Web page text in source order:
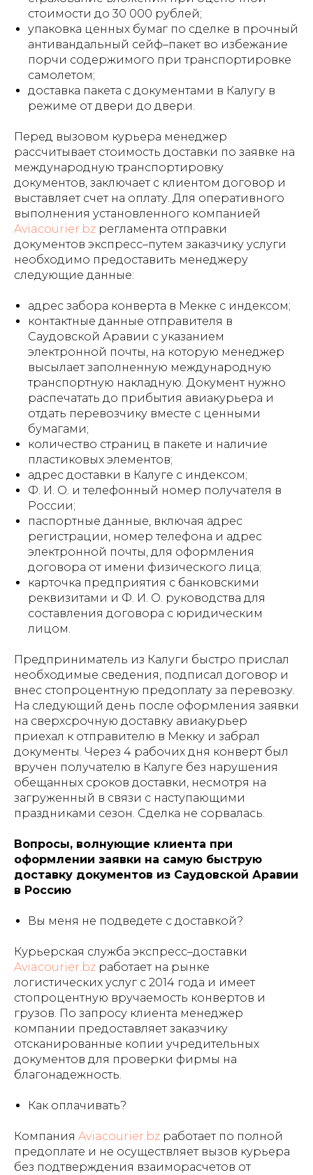
стоимости до 30 000 рублей;
упаковка ценных бумаг по сделке в прочный
антивандальный сейф–пакет во избежание
порчи содержимого при транспортировке
самолетом;
доставка пакета с документами в Калугу в
режиме от двери до двери.
Перед вызовом курьера менеджер
рассчитывает стоимость доставки по заявке на
международную транспортировку
документов, заключает с клиентом договор и
выставляет счет на оплату. Для оперативного
выполнения установленного компанией
Aviacourier.bz регламента отправки
документов экспресс–путем заказчику услуги
необходимо предоставить менеджеру
следующие данные:
адрес забора конверта в Мекке с индексом;
контактные данные отправителя в
Саудовской Аравии с указанием
электронной почты, на которую менеджер
высылает заполненную международную
транспортную накладную. Документ нужно
распечатать до прибытия авиакурьера и
отдать перевозчику вместе с ценными
бумагами;
количество страниц в пакете и наличие
пластиковых элементов;
адрес доставки в Калуге с индексом;
Ф. И. О. и телефонный номер получателя в
России;
паспортные данные, включая адрес
регистрации, номер телефона и адрес
электронной почты, для оформления
договора от имени физического лица;
карточка предприятия с банковскими
реквизитами и Ф. И. О. руководства для
составления договора с юридическим
лицом.
Предприниматель из Калуги быстро прислал
необходимые сведения, подписал договор и
внес стопроцентную предоплату за перевозку.
На следующий день после оформления заявки
на сверхсрочную доставку авиакурьер
приехал к отправителю в Мекку и забрал
документы. Через 4 рабочих дня конверт был
вручен получателю в Калуге без нарушения
обещанных сроков доставки, несмотря на
загруженный в связи с наступающими
праздниками сезон. Сделка не сорвалась.
Вопросы, волнующие клиента при
оформлении заявки на самую быструю
доставку документов из Саудовской Аравии
в Россию
Вы меня не подведете с доставкой?
Курьерская служба экспресс–доставки
Aviacourier.bz работает на рынке
логистических услуг с 2014 года и имеет
стопроцентную вручаемость конвертов и
грузов. По запросу клиента менеджер
компании предоставляет заказчику
отсканированные копии учредительных
документов для проверки фирмы на
благонадежность.
Как оплачивать?
Компания Aviacourier.bz работает по полной
предоплате и не осуществляет вызов курьера
без подтверждения взаиморасчетов от